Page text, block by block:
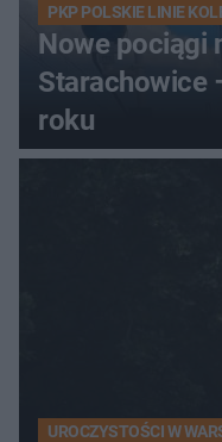
PKP POLSKIE LINIE
Nowe pociągi
Starachowice
roku
UROCZYSTOŚCI W